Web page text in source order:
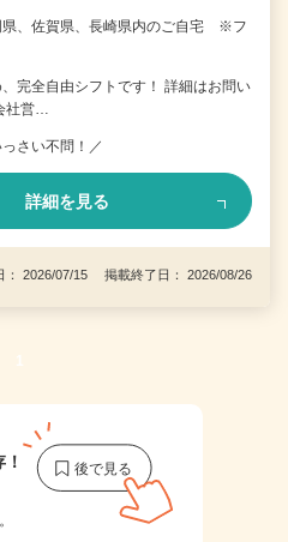
県、佐賀県、長崎県内のご自宅 ※フ
完全自由シフトです！ 詳細はお問い
社営…
さい不問！／
詳細を見る
： 2026/07/15 掲載終了日： 2026/08/26
1